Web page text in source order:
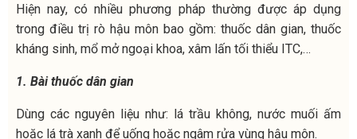
Hiện nay, có nhiều phương pháp thường được áp dụng
trong điều trị rò hậu môn bao gồm: thuốc dân gian, thuốc
kháng sinh, mổ mở ngoại khoa, xâm lấn tối thiểu ITC,…
1. Bài thuốc dân gian
Dùng các nguyên liệu như: lá trầu không, nước muối ấm
hoặc lá trà xanh để uống hoặc ngâm rửa vùng hậu môn.